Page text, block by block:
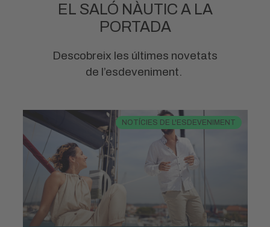
EL SALÓ NÀUTIC A LA
PORTADA
Descobreix les últimes novetats
de l’esdeveniment.
NOTÍCIES DE L'ESDEVENIMENT